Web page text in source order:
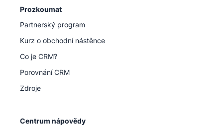
Prozkoumat
Partnerský program
Kurz o obchodní nástěnce
Co je CRM?
Porovnání CRM
Zdroje
Centrum nápovědy